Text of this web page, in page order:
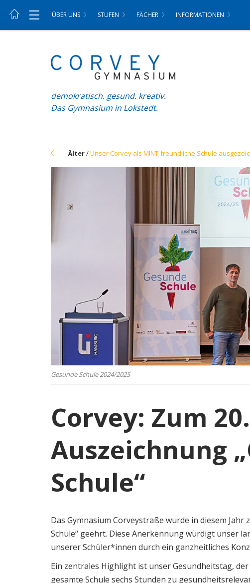
ÜBER UNS STUFEN FÄCHER INFORMATIONEN
demokratisch. gesund. kreativ.
Das Gymnasium in Lokstedt.
Älter/Unser Corvey als MINT-freundliche Schule
Gesunde Schule 2024/2025
Corvey: Zum
Auszeichnung
Schule“
Das Gymnasium Corveystraße wurde in diesem Jahr
Schule“ geehrt. Diese Anerkennung würdigt unser
unserer Schüler*innen durch ein ganzheitliches
Ein zentrales Highlight ist unser Gesundheitstag,
gesamte Schule sechs Stunden zu